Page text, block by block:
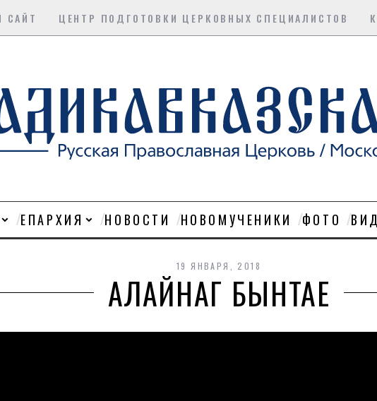
САЙТ ЦЕНТР ПОДГОТОВКИ ЦЕРКОВНЫХ СПЕЦИАЛИСТОВ
ЕПАРХИЯ НОВОСТИ НОВОМУЧЕНИКИ ФОТО
19 ЯНВАРЯ, 2018
АЛАЙНАГ БЫНТАЕ